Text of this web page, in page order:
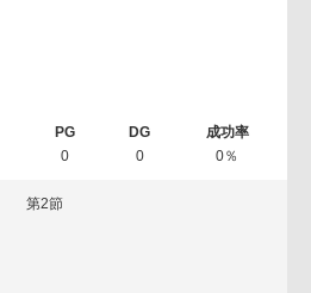
0 0 0％
第2節